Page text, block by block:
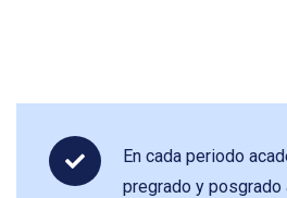
En cada periodo
pregrado y